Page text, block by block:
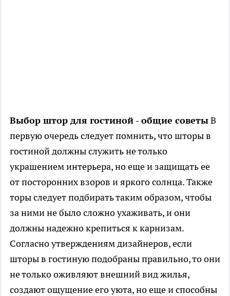
Выбор штор для гостиной - общие советыВ
первую очередь следует помнить, что шторы в
гостиной должны служить не только
украшением интерьера, но еще и защищать ее
от посторонних взоров и яркого солнца. Также
торы следует подбирать таким образом, чтобы
за ними не было сложно ухаживать, и они
должны надежно крепиться к карнизам.
Согласно утверждениям дизайнеров, если
шторы в гостиную подобраны правильно, то они
не только оживляют внешний вид жилья,
создают ощущение его уюта, но еще и способны